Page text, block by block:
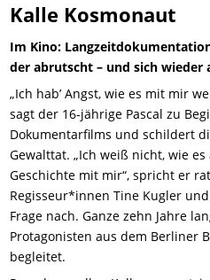
Kalle Kosmonaut
Im Kino:
der abrutscht – und sich wieder
„Ich hab’ Angst, wie es mit mir
sagt der 16-jährige Pascal zu
Dokumentarfilms und schildert
Gewalttat. „Ich weiß nicht, wie
Geschichte mit mir“, spricht er
Regisseur*innen Tine Kugler
Frage nach. Ganze zehn Jahre
Protagonisten aus dem Berliner
begleitet.